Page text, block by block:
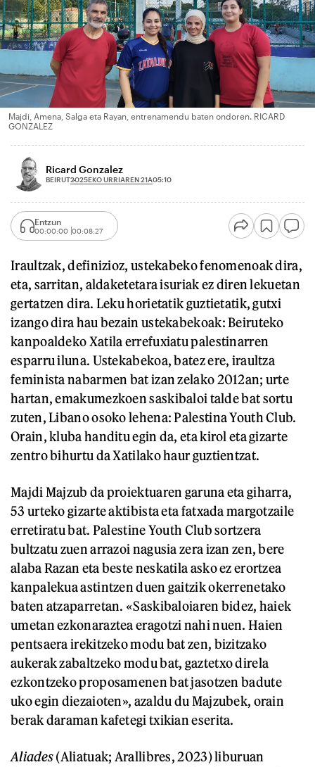
Majdi, Amena, Salga eta Rayan, entrenamendu baten ondoren. RICARD
GONZALEZ
Ricard Gonzalez
BEIRUT2025EKO URRIAREN 21A05:10
Entzun
00:00:00 00:08:27
Iraultzak, definizioz, ustekabeko fenomenoak dira,
eta, sarritan, aldaketetara isuriak ez diren lekuetan
gertatzen dira. Leku horietatik guztietatik, gutxi
izango dira hau bezain ustekabekoak: Beiruteko
kanpoaldeko Xatila errefuxiatu palestinarren
esparru iluna. Ustekabekoa, batez ere, iraultza
feminista nabarmen bat izan zelako 2012an; urte
hartan, emakumezkoen saskibaloi talde bat sortu
zuten, Libano osoko lehena: Palestina Youth Club.
Orain, kluba handitu egin da, eta kirol eta gizarte
zentro bihurtu da Xatilako haur guztientzat.
Majdi Majzub da proiektuaren garuna eta giharra,
53 urteko gizarte aktibista eta fatxada margotzaile
erretiratu bat. Palestine Youth Club sortzera
bultzatu zuen arrazoi nagusia zera izan zen, bere
alaba Razan eta beste neskatila asko ez erortzea
kanpalekua astintzen duen gaitzik okerrenetako
baten atzaparretan. «Saskibaloiaren bidez, haiek
umetan ezkonaraztea eragotzi nahi nuen. Haien
pentsaera irekitzeko modu bat zen, bizitzako
aukerak zabaltzeko modu bat, gaztetxo direla
ezkontzeko proposamenen bat jasotzen badute
uko egin diezaioten», azaldu du Majzubek, orain
berak daraman kafetegi txikian eserita.
Aliades(Aliatuak; Arallibres, 2023) liburuan